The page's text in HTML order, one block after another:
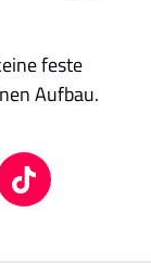
feste
Aufbau.